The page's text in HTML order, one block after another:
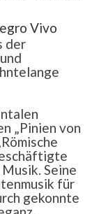
Vivo
der
„Pinien von
Seine
für
gekonnte